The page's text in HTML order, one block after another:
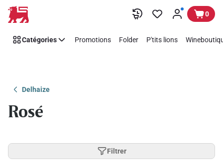
Passer 0
Catégories Promotions Folder P'tits lions
Delhaize
Rosé
Filtrer